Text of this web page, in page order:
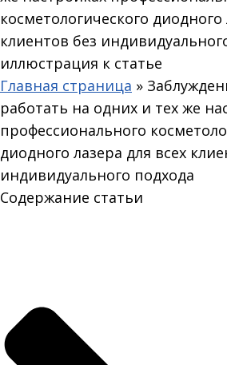
Главная страница »
работать на одних и тех же
профессионального
диодного лазера для всех
индивидуального подхода
Содержание статьи